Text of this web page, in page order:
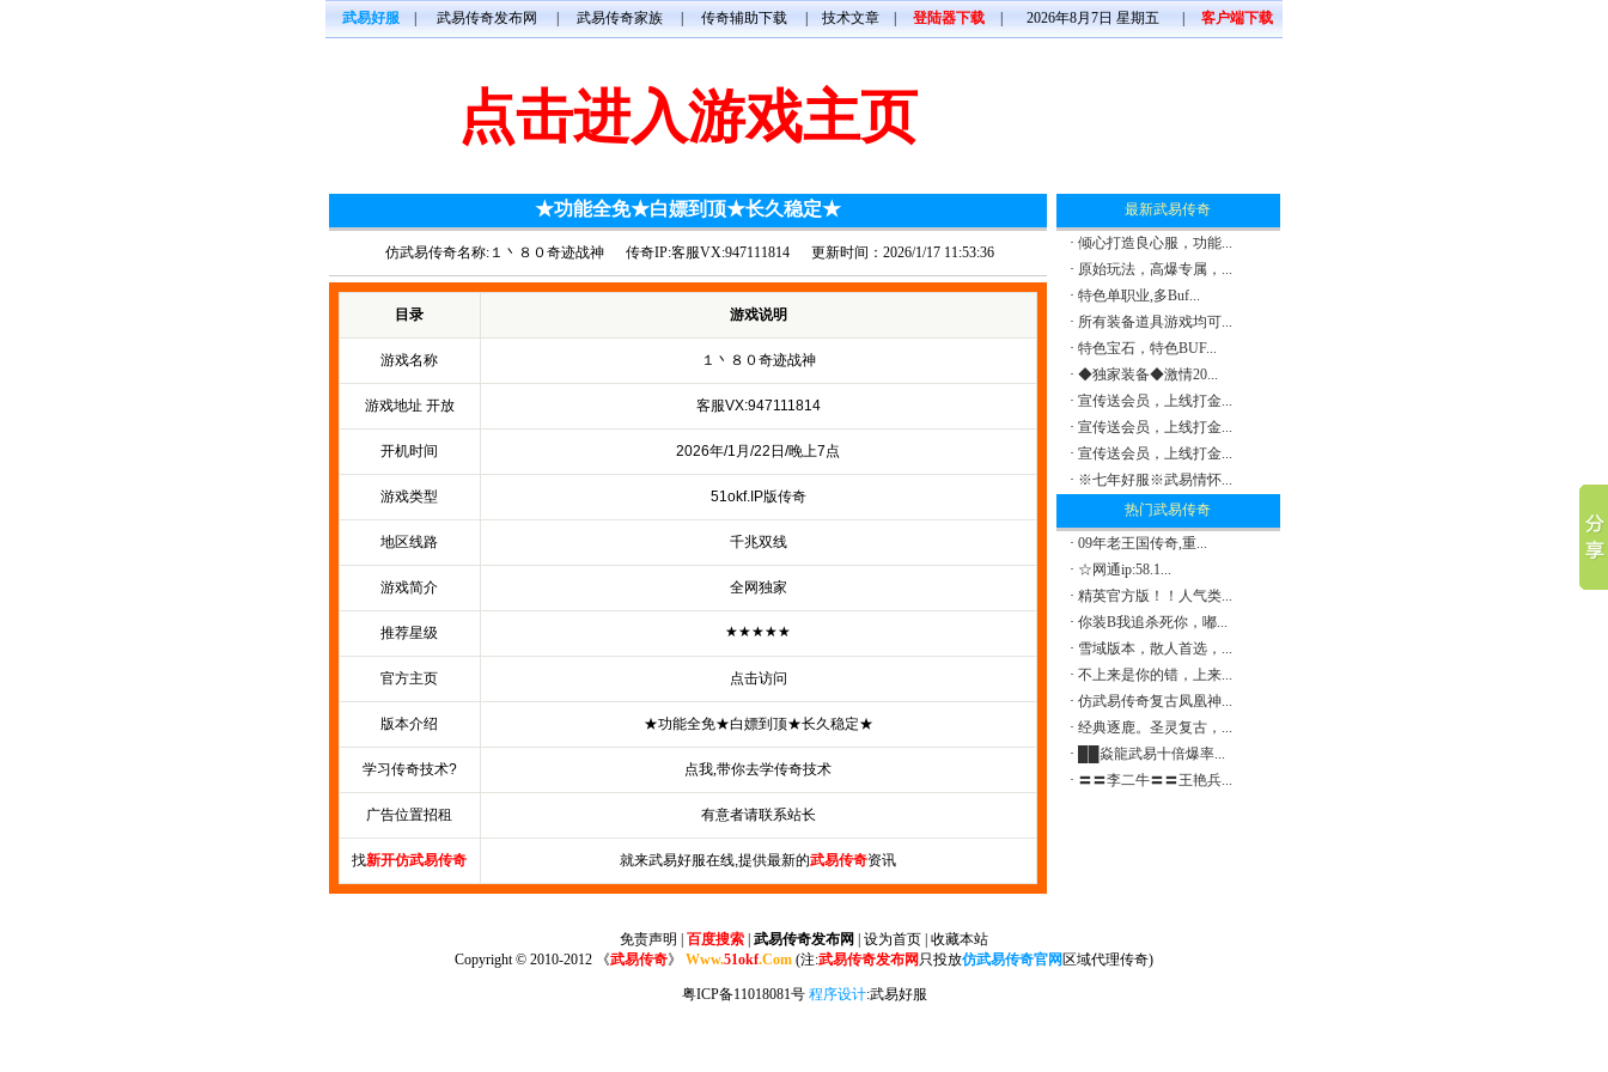
武易好服 武易传奇发布网 武易传奇家族 传奇辅助下载 技术文章 登陆器下载 2026年8月7日 星期五 客户端下载
点击进入游戏主页
★功能全免★白嫖到顶★长久稳定★
仿武易传奇名称:１丶８０奇迹战神 传奇IP:客服VX:947111814 更新时间：2026/1/17 11:53:36
目录 游戏说明
游戏名称 １丶８０奇迹战神
游戏地址 开放 客服VX:947111814
开机时间 2026年/1月/22日/晚上7点
游戏类型 51okf.IP版传奇
地区线路 千兆双线
游戏简介 全网独家
推荐星级 ★★★★★
官方主页 点击访问
版本介绍 ★功能全免★白嫖到顶★长久稳定★
学习传奇技术? 点我,带你去学传奇技术
广告位置招租 有意者请联系站长
找新开仿武易传奇 就来武易好服在线,提供最新的武易传奇资讯
最新武易传奇
· 倾心打造良心服，功能...
· 原始玩法，高爆专属，...
· 特色单职业,多Buf...
· 所有装备道具游戏均可...
· 特色宝石，特色BUF...
· ◆独家装备◆激情20...
· 宣传送会员，上线打金...
· 宣传送会员，上线打金...
· 宣传送会员，上线打金...
· ※七年好服※武易情怀...
热门武易传奇
· 09年老王国传奇,重...
· ☆网通ip:58.1...
· 精英官方版！！人气类...
· 你装B我追杀死你，嘟...
· 雪域版本，散人首选，...
· 不上来是你的错，上来...
· 仿武易传奇复古凤凰神...
· 经典逐鹿。圣灵复古，...
·
██焱龍武易十倍爆率...
· 〓〓李二牛〓〓王艳兵...
免责声明 百度搜索 武易传奇发布网 | 设为首页 收藏本站
Copyright © 2010-2012 《武易传奇》 Www.51okf.Com (注:武易传奇发布网 只投放仿武易传奇官网 区域代理传奇)
粤ICP备11018081号 程序设计:武易好服